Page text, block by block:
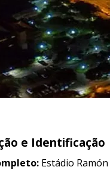
e Identificação
Estádio